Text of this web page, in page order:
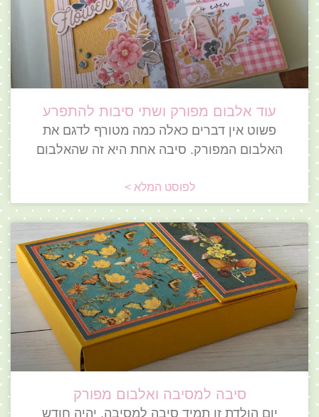
עוד אלבום מפורק ושתי סיבות להתפרע
פשוט אין דברים כאלה כמה מטורף לדגם את
האלבום המפורק. סיבה אחת היא זה שהאלבום
לפוסט המלא >
סיבה למסיבה ואלבום מפורק
יום הולדת זו תמיד סיבה למסיבה. יהיה חודש